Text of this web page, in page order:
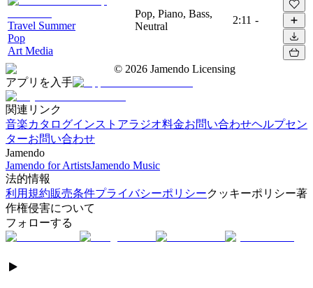
Travel Summer
Pop
Art Media
Pop, Piano, Bass,
Neutral
2:11 -
© 2026 Jamendo Licensing
アプリを入手
関連リンク
音楽カタログインストアラジオ料金お問い合わせヘルプセン
ターお問い合わせ
Jamendo
Jamendo for ArtistsJamendo Music
法的情報
利用規約販売条件プライバシーポリシークッキーポリシー著
作権侵害について
フォローする